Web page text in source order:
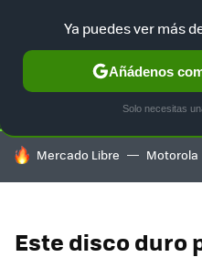
SELECCIÓN GAMING
HOY SE HABLA DE
Mercado Libre Motorola
Este disco duro
Ya puedes ver más
Añádenos
Solo necesitas